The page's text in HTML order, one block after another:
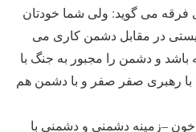
فرقه می گوید: ولی شما خودتان
در مقابل دشمن کاری می
و دشمن را مجبور به جنگ با
با رهبری صفر صفر و با دشمن هم
خون –زمینه دشمنی و دشمنی با